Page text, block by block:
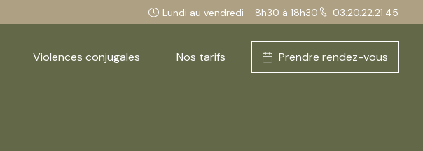
Lundi au vendredi - 8h30 à 18h30 03.20.22.21.45
Violences conjugales Nos tarifs Prendre rendez-vous